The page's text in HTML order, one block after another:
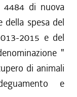
4484 di nuova
spesa del
2015 e del
"
di animali
e